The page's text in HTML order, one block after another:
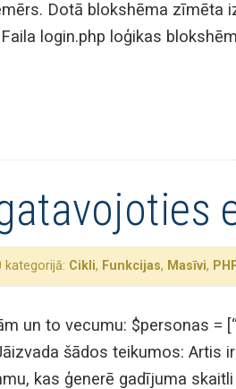
Dotā blokshēma zīmēta
login.php loģikas
kategorijā: Cikli, Funkcijas, Masīvi,
un to vecumu: $personas =
šādos teikumos: Artis
kas ģenerē gadījuma